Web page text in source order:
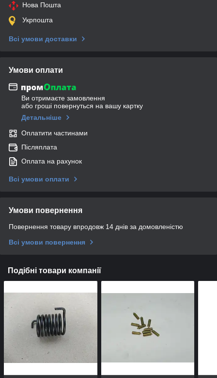
Нова Пошта
Укрпошта
Всі умови доставки
Умови оплати
Ви отримаєте замовлення
або гроші повернуться на вашу картку
Детальніше
Оплатити частинами
Післяплата
Оплата на рахунок
Всі умови оплати
Умови повернення
Повернення товару впродовж 14 днів за домовленістю
Всі умови повернення
Подібні товари компанії